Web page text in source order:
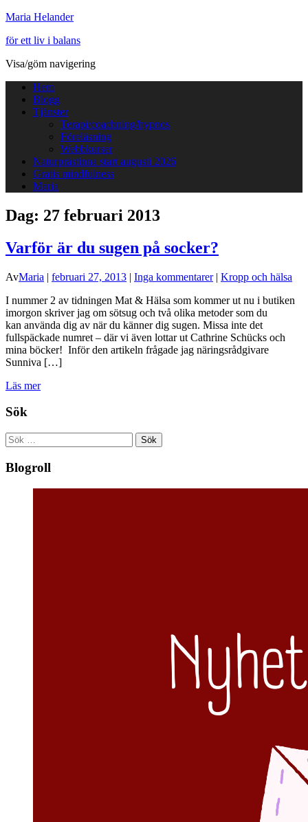
Maria Helander
för ett liv i balans
Visa/göm navigering
Hem
Blogg
Tjänster
Terapi/coachning/hypnos
Föreläsning
Webbkurser
Naturprästinna start augusti 2026
Gratis mindfulness
Maria
Dag: 27 februari 2013
Varför är du sugen på socker?
AvMaria | februari 27, 2013 | Inga kommentarer| Kropp och hälsa
I nummer 2 av tidningen Mat & Hälsa som kommer ut nu i butiken
imorgon skriver jag om sötsug och två olika metoder som du
kan använda dig av när du känner dig sugen. Missa inte det
fullspäckade numret – där vi även lottar ut Cathrine Schücks och
mina böcker! Inför den artikeln frågade jag näringsrådgivare
Sunniva […]
Läs mer
Sök
Sök
efter:
Blogroll